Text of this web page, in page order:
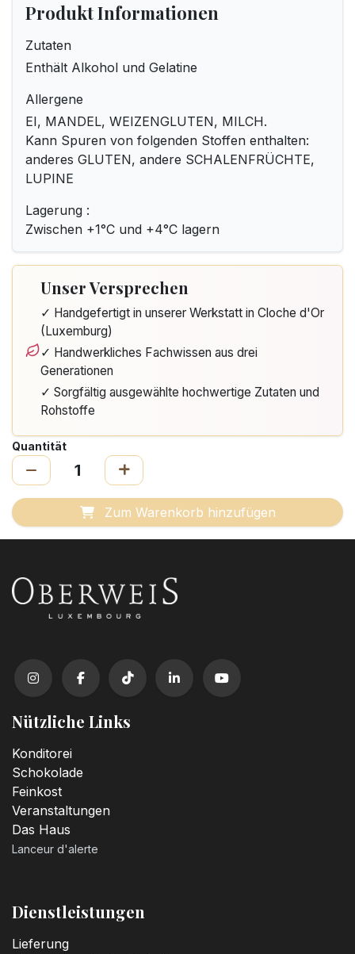
Produkt Informationen
Zutaten
Enthält Alkohol und Gelatine
Allergene
EI, MANDEL, WEIZENGLUTEN, MILCH.
Kann Spuren von folgenden Stoffen enthalten:
anderes GLUTEN, andere SCHALENFRÜCHTE,
LUPINE
Lagerung :
Zwischen +1°C und +4°C lagern
Unser Versprechen
✓ Handgefertigt in unserer Werkstatt in Cloche d'Or
(Luxemburg)
✓ Handwerkliches Fachwissen aus drei
Generationen
✓ Sorgfältig ausgewählte hochwertige Zutaten und
Rohstoffe
Quantität
Zum Warenkorb hinzufügen
Nützliche Links
Konditorei
Schokolade
Feinkost
Veranstaltungen
Das Haus
Lanceur d'alerte
Dienstleistungen
Lieferung